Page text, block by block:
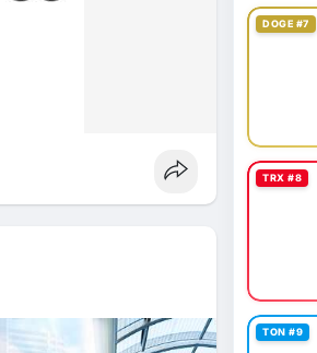
DOGE #7
TRX #8
TON #9